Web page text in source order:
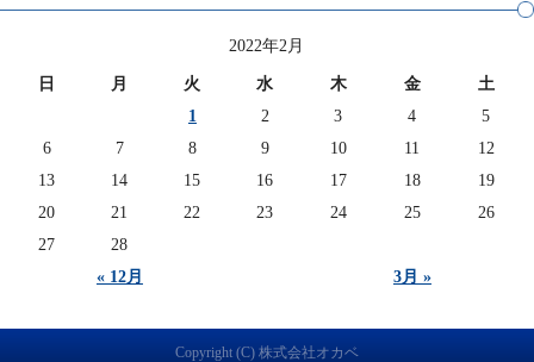
2022年2月
日 月 火 水 木 金 土
« 12月 3月 »
1 2 3 4
5
6
7 8 9 10 11
12
13
14 15 16 17 18
19
20
21 22 23 24 25
26
27
28
Copyright (C) 株式会社オカベ